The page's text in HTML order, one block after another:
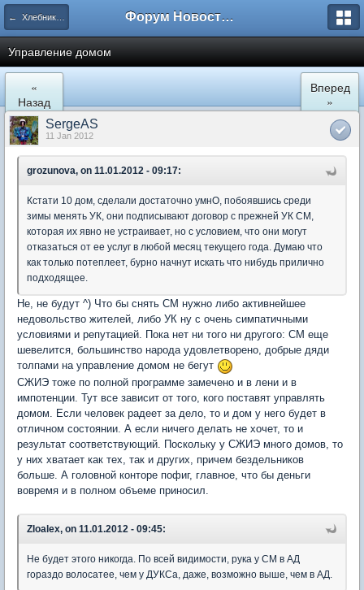
← Хлебниково Форум Новостройки
Управление домом
«
Назад
Вперед
»
SergeAS
11 Jan 2012
grozunova, on 11.01.2012 - 09:17:
Кстати 10 дом, сделали достаточно умнО, побоявшись среди
зимы менять УК, они подписывают договор с прежней УК СМ,
которая их явно не устраивает, но с условием, что они могут
отказаться от ее услуг в любой месяц текущего года. Думаю что
как только потеплеет, бурно начнут искать что нибудь прилично
подходящее.
Не, не будут ^) Что бы снять СМ нужно либо активнейшее
недовольство жителей, либо УК ну с очень симпатичными
условиями и репутацией. Пока нет ни того ни другого: СМ еще
шевелится, большинство народа удовлетворено, добрые дяди
толпами на управление домом не бегут
СЖИЭ тоже по полной программе замечено и в лени и в
импотенции. Тут все зависит от того, кого поставят управлять
домом. Если человек радеет за дело, то и дом у него будет в
отличном состоянии. А если ничего делать не хочет, то и
результат соответствующий. Поскольку у СЖИЭ много домов, то
у них хватает как тех, так и других, причем бездельников
больше. А головной конторе пофиг, главное, что бы деньги
вовремя и в полном объеме приносил.
Zloalex, on 11.01.2012 - 09:45:
Не будет этого никогда. По всей видимости, рука у СМ в АД
гораздо волосатее, чем у ДУКСа, даже, возможно выше, чем в АД.